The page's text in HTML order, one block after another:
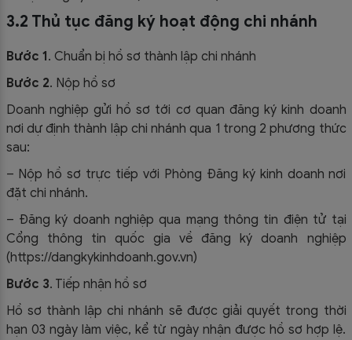
3.2 Thủ tục đăng ký hoạt động chi nhánh
Bước 1. Chuẩn bị hồ sơ thành lập chi nhánh
Bước 2. Nộp hồ sơ
Doanh nghiệp gửi hồ sơ tới cơ quan đăng ký kinh doanh
nơi dự định thành lập chi nhánh qua 1 trong 2 phương thức
sau:
– Nộp hồ sơ trực tiếp với Phòng Đăng ký kinh doanh nơi
đặt chi nhánh.
– Đăng ký doanh nghiệp qua mạng thông tin điện tử tại
Cổng thông tin quốc gia về đăng ký doanh nghiệp
(https://dangkykinhdoanh.gov.vn)
Bước 3. Tiếp nhận hồ sơ
Hồ sơ thành lập chi nhánh sẽ được giải quyết trong thời
hạn 03 ngày làm việc, kể từ ngày nhận được hồ sơ hợp lệ.